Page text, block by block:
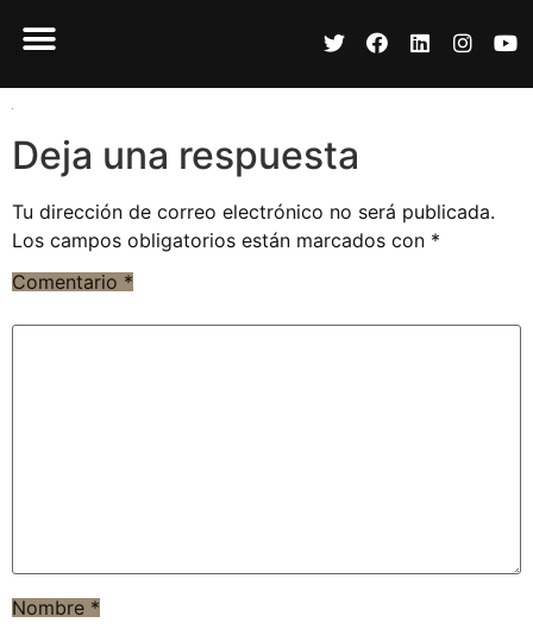
Deja una respuesta
Tu dirección de correo electrónico no será publicada.
Los campos obligatorios están marcados con *
Comentario *
Nombre *